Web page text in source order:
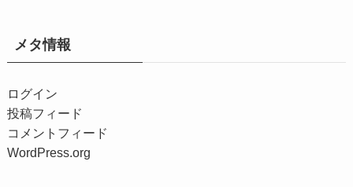
メタ情報
ログイン
投稿フィード
コメントフィード
WordPress.org